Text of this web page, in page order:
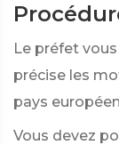
Le préfet
précise les
pays
Vous devez